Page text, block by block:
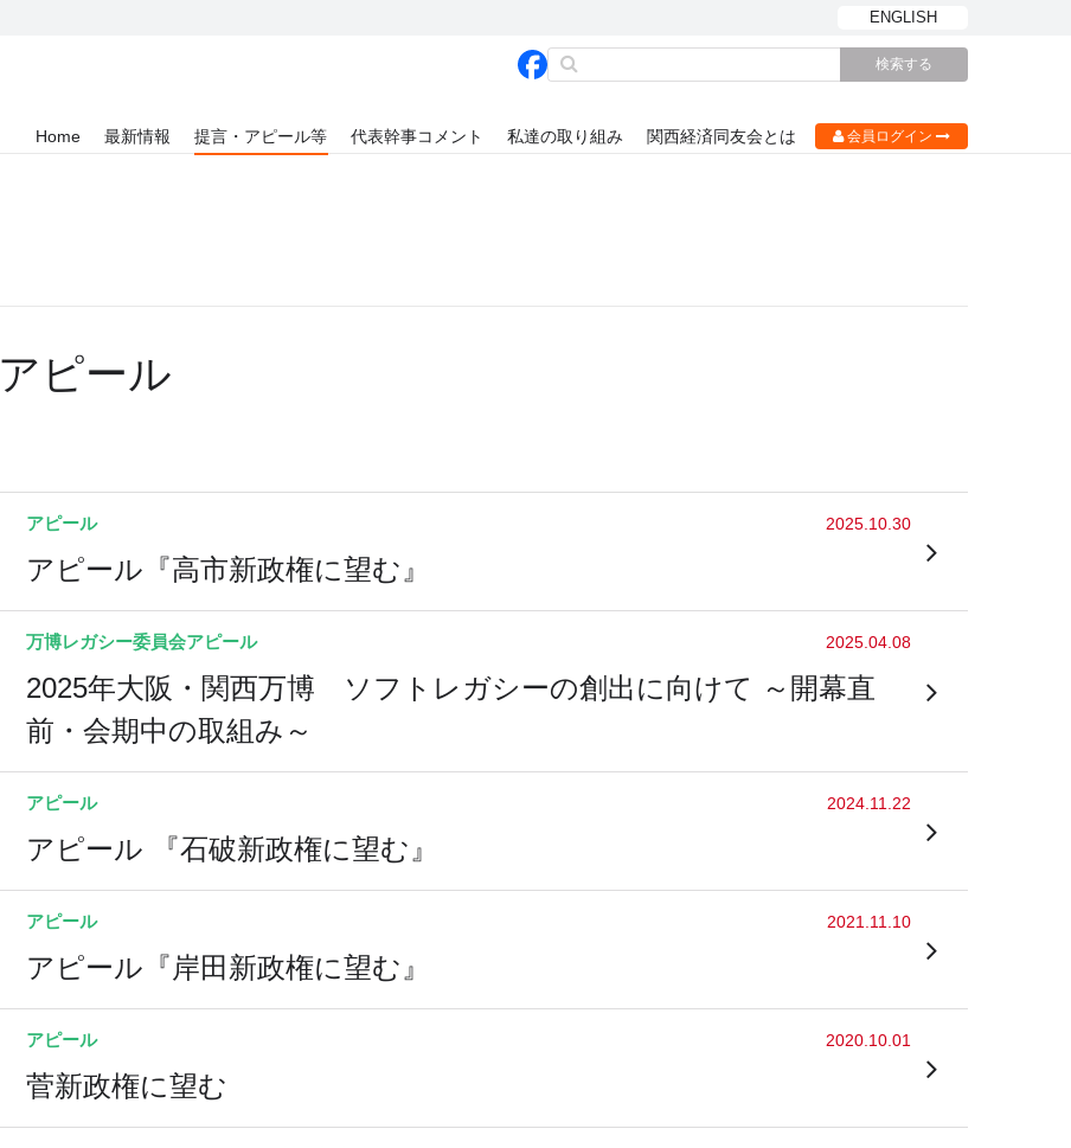
ENGLISH
会員ログイン
Home 最新情報 提言・アピール等 代表幹事コメント 私達の取り組み 関西経済同友会とは
アピール
アピール 2025.10.30
アピール『高市新政権に望む』
万博レガシー委員会アピール 2025.04.08
2025年大阪・関西万博 ソフトレガシーの創出に向けて ～開幕直
前・会期中の取組み～
アピール 2024.11.22
アピール 『石破新政権に望む』
アピール 2021.11.10
アピール『岸田新政権に望む』
アピール 2020.10.01
菅新政権に望む